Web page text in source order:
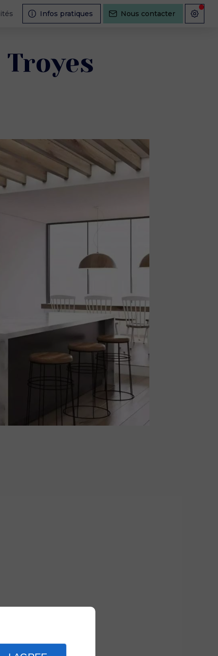
Infos pratiques Nous contacter